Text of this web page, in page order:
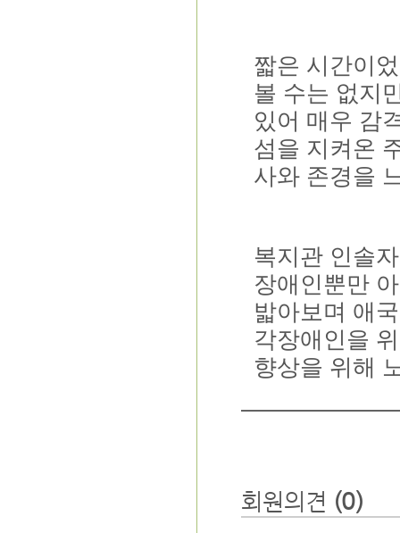
짧은 시간이
볼 수는 없지
있어 매우 감
섬을 지켜온
사와 존경을
복지관 인솔자
장애인뿐만
밟아보며 애
각장애인을
향상을 위해
회원의견 (0)